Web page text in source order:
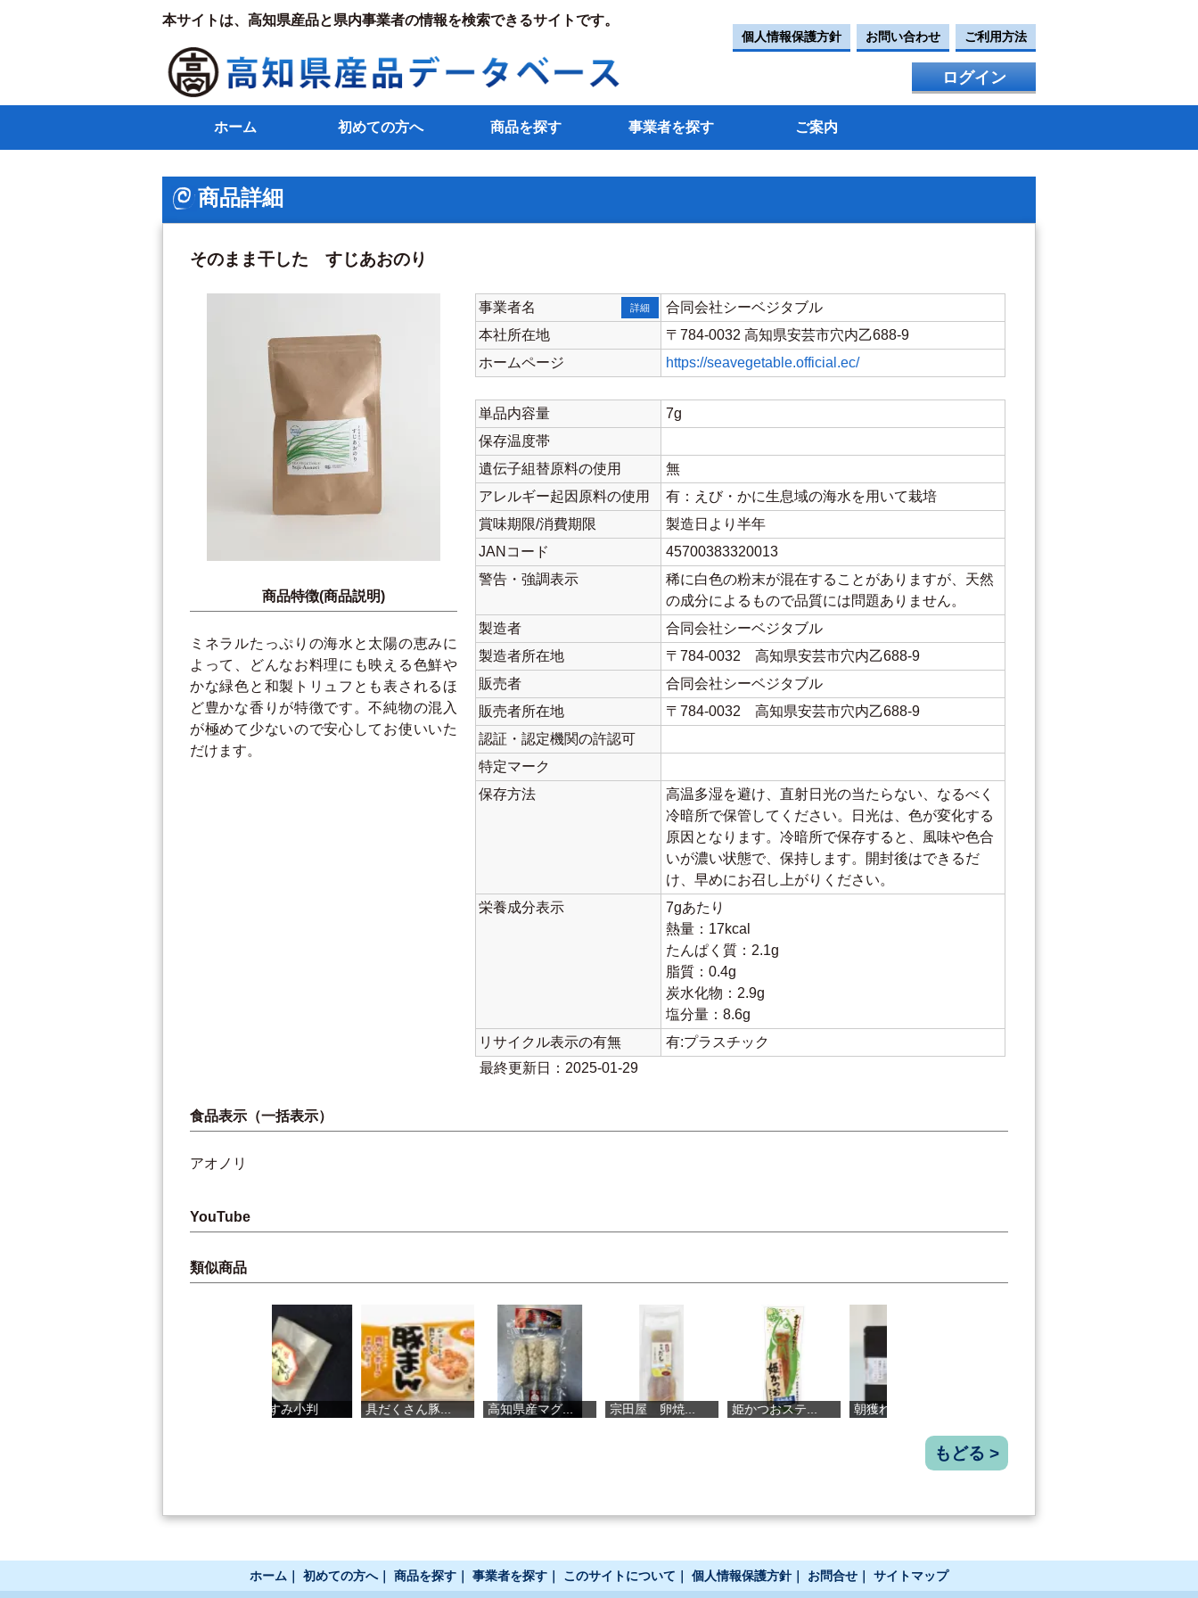
本サイトは、高知県産品と県内事業者の情報を検索できるサイトです。
個人情報保護方針 お問い合わせ ご利用方法
ログイン
ホーム 初めての方へ 商品を探す 事業者を探す ご案内
商品詳細
そのまま干した すじあおのり
商品特徴(商品説明)
ミネラルたっぷりの海水と太陽の恵みに
よって、どんなお料理にも映える色鮮や
かな緑色と和製トリュフとも表されるほ
ど豊かな香りが特徴です。不純物の混入
が極めて少ないので安心してお使いいた
だけます。
事業者名 詳細
合同会社シーベジタブル
本社所在地
〒784-0032 高知県安芸市穴内乙688-9
ホームページ
https://seavegetable.official.ec/
単品内容量
7g
保存温度帯
遺伝子組替原料の使用
無
アレルギー起因原料の使用
有：えび・かに生息域の海水を用いて栽培
賞味期限/消費期限
製造日より半年
JANコード
45700383320013
警告・強調表示
稀に白色の粉末が混在することがありますが、天然
の成分によるもので品質には問題ありません。
製造者
合同会社シーベジタブル
製造者所在地
〒784-0032 高知県安芸市穴内乙688-9
販売者
合同会社シーベジタブル
販売者所在地
〒784-0032 高知県安芸市穴内乙688-9
認証・認定機関の許認可
特定マーク
保存方法
高温多湿を避け、直射日光の当たらない、なるべく
冷暗所で保管してください。日光は、色が変化する
原因となります。冷暗所で保存すると、風味や色合
いが濃い状態で、保持します。開封後はできるだ
け、早めにお召し上がりください。
栄養成分表示
7gあたり
熱量：17kcal
たんぱく質：2.1g
脂質：0.4g
炭水化物：2.9g
塩分量：8.6g
リサイクル表示の有無
有:プラスチック
最終更新日：2025-01-29
食品表示（一括表示）
アオノリ
YouTube
類似商品
高知県産マグ... 宗田屋 卵焼... 姫かつおステ... 朝獲れしらす...
具だくさん豚...
もどる >
ホーム 初めての方へ｜ 商品を探す 事業者を探す このサイトについて 個人情報保護方針｜ お問合せ サイトマップ